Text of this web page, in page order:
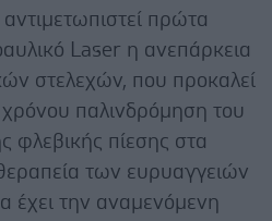
πρώτα
Laser η ανεπάρκεια
στελεχών, που προκαλεί
παλινδρόμηση του
φλεβικής πίεσης στα
των ευρυαγγειών
έχει την αναμενόμενη